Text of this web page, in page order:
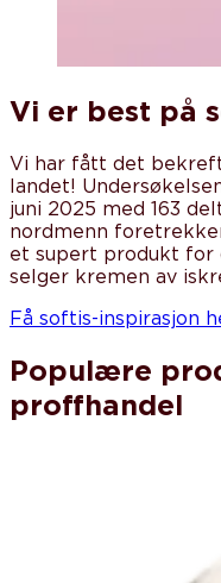
Vi er best på
Vi har fått det
landet!
juni 2025 med 163
nordmenn
et supert produkt for
selger kremen av
Få softis-inspirasjon
Populære
proffhandel